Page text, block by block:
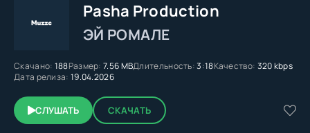
Pasha Production
ЭЙ РОМАЛЕ
Скачано: 188Размер: 7.56 MBДлительность:3:18Качество: 320 kbps
Дата релиза: 19.04.2026
СЛУШАТЬ СКАЧАТЬ